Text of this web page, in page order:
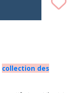
collection des